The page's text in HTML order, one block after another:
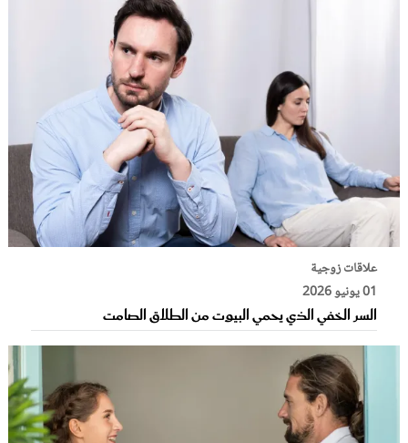
علاقات زوجية
01 يونيو 2026
السر الخفي الذي يحمي البيوت من الطلاق الصامت